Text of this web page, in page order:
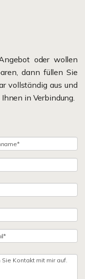
oder wollen
dann füllen Sie
vollständig aus und
in Verbindung.